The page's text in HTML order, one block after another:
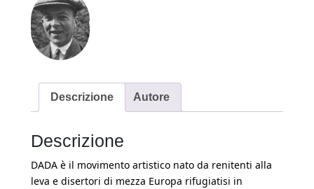
Descrizione Autore
Descrizione
DADA è il movimento artistico nato da renitenti alla
leva e disertori di mezza Europa rifugiatisi in